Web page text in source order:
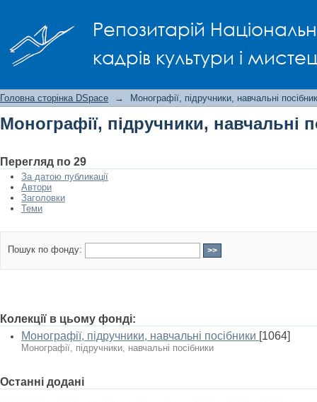
Репозитарій
кадрів культури і
Головна сторінка DSpace → Монографії, підручники, навчальні
Монографії, підручники, навчальні
Перегляд по 29
За датою публикації
Автори
Заголовки
Теми
Пошук по фонду:
Колекції в цьому фонді:
Монографії, підручники, навчальні посібники [1064]
Монографії, підручники, навчальні посібники
Останні додані